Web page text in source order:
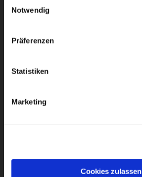
Notwendig
Präferenzen
Statistiken
Marketing
Cookies zulassen